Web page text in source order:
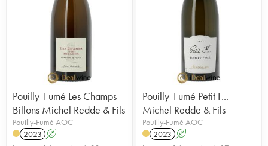
Pouilly-Fumé Les Champs
Billons Michel Redde & Fils
Pouilly-Fumé AOC
2023 A
Pouilly-Fumé Petit F...
Michel Redde & Fils
Pouilly-Fumé AOC
2023 A